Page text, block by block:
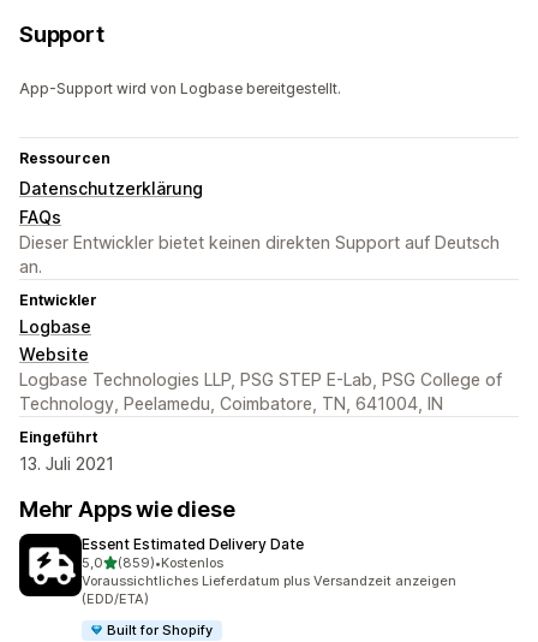
Support
App-Support wird von Logbase bereitgestellt.
Ressourcen
Datenschutzerklärung
FAQs
Dieser Entwickler bietet keinen direkten Support auf Deutsch
an.
Entwickler
Logbase
Website
Logbase Technologies LLP, PSG STEP E-Lab, PSG College of
Technology, Peelamedu, Coimbatore, TN, 641004, IN
Eingeführt
13. Juli 2021
Mehr Apps wie diese
Essent Estimated Delivery Date
5,0von 5 Sternen
(859)
859 Rezensionen insgesamt
•Kostenlos
Voraussichtliches Lieferdatum plus Versandzeit anzeigen
(EDD/ETA)
Built for Shopify